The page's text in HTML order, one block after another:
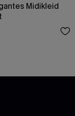
Midikleid